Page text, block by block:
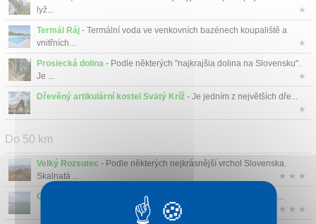
lyž...
★
Termál Ráj - Termální voda ve venkovních bazénech koupaliště a
vnitřních...
★
Prosiecká dolina - Podle některých "najkrajšia dolina na Slovensku".
Je ...
★
Dřevěný artikulární kostel Svätý Kríž - Je jedním z největších dře...
★
Do 50 km
Velký Rozsutec - Podle některých nejkrásnější vrchol Slovenska.
Skalnatá ...
★ ★ ★
Oravská přehrada
- Jedná se o letní rekreační centrum Oravy. ...
★ ★ ★